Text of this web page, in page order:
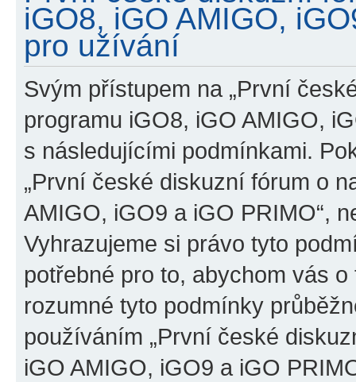
iGO8, iGO AMIGO,
pro užívání
Svým přístupem na „První
programu iGO8, iGO AMIGO,
s následujícími podmínkami.
„První české diskuzní fórum o
AMIGO, iGO9 a iGO PRIMO“,
Vyhrazujeme si právo tyto
potřebné pro to, abychom vás
rozumné tyto podmínky
používáním „První české
iGO AMIGO, iGO9 a iGO